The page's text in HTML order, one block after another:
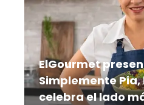
ElGourmet
Simplemente Pia,
celebra el lado